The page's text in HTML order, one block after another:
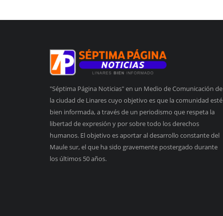
"Séptima Página Noticias" en un Medio de Comunicación de
la ciudad de Linares cuyo objetivo es que la comunidad esté
bien informada, a través de un periodismo que respeta la
libertad de expresión y por sobre todo los derechos
humanos. El objetivo es aportar al desarrollo constante del
Maule sur, el que ha sido gravemente postergado durante
los últimos 50 años.